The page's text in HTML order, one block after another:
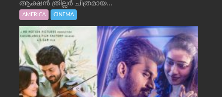
ആക്ഷൻ ത്രില്ലർ ചിത്രമായ...
AMERICA CINEMA